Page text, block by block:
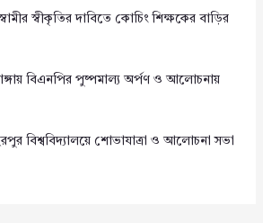
স্বীকৃতির দাবিতে কোচিং শিক্ষকের বাড়ির
বিএনপির পুষ্পমাল্য অর্পণ ও আলোচনায়
বিশ্ববিদ্যালয়ে শোভাযাত্রা ও আলোচনা সভা